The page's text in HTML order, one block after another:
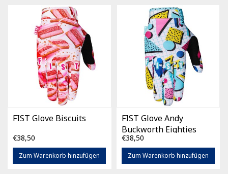
FIST Glove Biscuits
€38,50
Zum Warenkorb hinzufügen
FIST Glove Andy
Buckworth Eighties
€38,50
Zum Warenkorb hinzufügen